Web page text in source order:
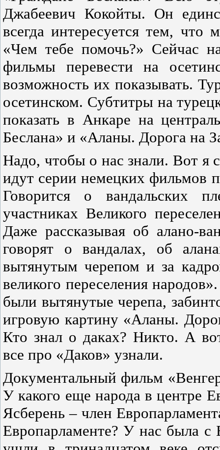
Джабеевич Кокойты. Он
всегда интересуется тем,
«Чем тебе помочь?» Сейчас
фильмы перевести на
возможность их показывать.
осетинском. Субтитры на
показать в Анкаре на
Беслана» и «Аланы. Дорога на
Надо, чтобы о нас знали. Вот я
идут серии немецких фильмов
Говорится о вандальских
участниках Великого
Даже рассказывая об алано-
говорят о вандалах, об
вытянутым черепом и за
великого переселения
были вытянутые черепа,
игровую картину «Аланы.
Кто знал о даках? Никто. А
все про «Даков» узнали.
Документальный фильм
У какого еще народа в центре
Ясберень – член
Европарламенте? У нас была с